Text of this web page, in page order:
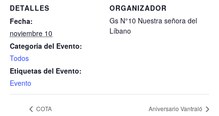
DETALLES
Fecha:
noviembre 10
Categoría del Evento:
Todos
Etiquetas del Evento:
Evento
ORGANIZADOR
Gs N°10 Nuestra señora del
Líbano
COTA Aniversario Vantraló